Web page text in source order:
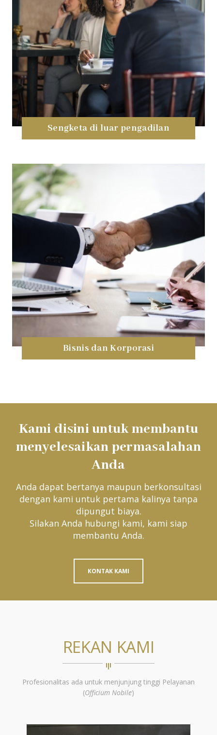
Sengketa di luar pengadilan
Bisnis dan Korporasi
Kami disini untuk membantu
menyelesaikan permasalahan
Anda
Anda dapat bertanya maupun berkonsultasi
dengan kami untuk pertama kalinya tanpa
dipungut biaya.
Silakan Anda hubungi kami, kami siap
membantu Anda.
KONTAK KAMI
REKAN KAMI
Profesionalitas ada untuk menjunjung tinggi Pelayanan
(Officium Nobile)